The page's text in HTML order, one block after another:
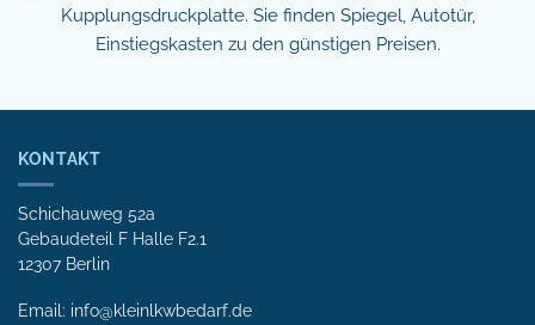
Kupplungsdruckplatte. Sie finden Spiegel, Autotür,
Einstiegskasten zu den günstigen Preisen.
KONTAKT
Schichauweg 52a
Gebaudeteil F Halle F2.1
12307 Berlin
Email: info@kleinlkwbedarf.de